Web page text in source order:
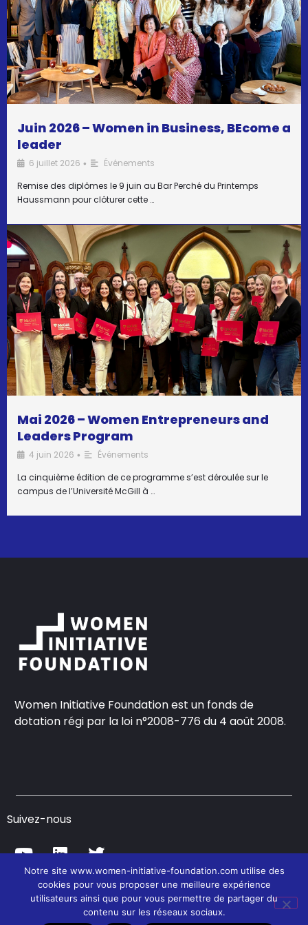
Juin 2026 – Women in Business, BEcome a
leader
6 juillet 2026 •
Événements
Remise des diplômes le 9 juin au Bar Perché du Printemps
Haussmann pour clôturer cette …
Mai 2026 – Women Entrepreneurs and
Leaders Program
4 juin 2026 •
Événements
La cinquième édition de ce programme s’est déroulée sur le
campus de l’Université McGill à …
Women Initiative Foundation est un fonds de
dotation régi par la loi n°2008-776 du 4 août 2008.
Suivez-nous
© Women Initiative Foundation – 2021
Notre site www.women-initiative-foundation.com utilise des
cookies pour vous proposer une meilleure expérience
utilisateurs ainsi que pour vous permettre de partager du
contenu sur les réseaux sociaux.